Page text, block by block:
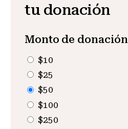
tu donación
Monto de donación
$10
$25
$50
$100
$250